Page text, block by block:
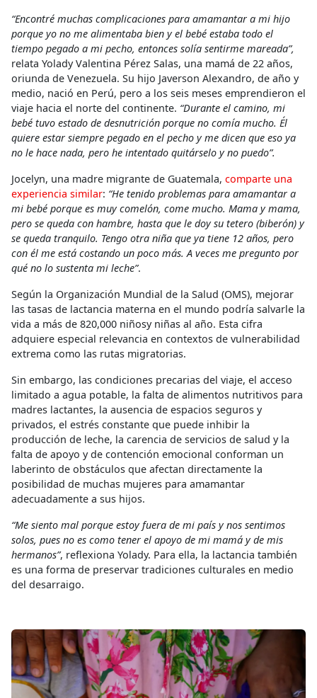
“Encontré muchas complicaciones para amamantar a mi hijo
porque yo no me alimentaba bien y el bebé estaba todo el
tiempo pegado a mi pecho, entonces solía sentirme mareada”,
relata Yolady Valentina Pérez Salas, una mamá de 22 años,
oriunda de Venezuela. Su hijo Javerson Alexandro, de año y
medio, nació en Perú, pero a los seis meses emprendieron el
viaje hacia el norte del continente. “Durante el camino, mi
bebé tuvo estado de desnutrición porque no comía mucho. Él
quiere estar siempre pegado en el pecho y me dicen que eso ya
no le hace nada, pero he intentado quitárselo y no puedo”.
Jocelyn, una madre migrante de Guatemala, comparte una
experiencia similar: “He tenido problemas para amamantar a
mi bebé porque es muy comelón, come mucho. Mama y mama,
pero se queda con hambre, hasta que le doy su tetero (biberón) y
se queda tranquilo. Tengo otra niña que ya tiene 12 años, pero
con él me está costando un poco más. A veces me pregunto por
qué no lo sustenta mi leche”.
Según la Organización Mundial de la Salud (OMS), mejorar
las tasas de lactancia materna en el mundo podría salvarle la
vida a más de 820,000 niñosy niñas al año. Esta cifra
adquiere especial relevancia en contextos de vulnerabilidad
extrema como las rutas migratorias.
Sin embargo, las condiciones precarias del viaje, el acceso
limitado a agua potable, la falta de alimentos nutritivos para
madres lactantes, la ausencia de espacios seguros y
privados, el estrés constante que puede inhibir la
producción de leche, la carencia de servicios de salud y la
falta de apoyo y de contención emocional conforman un
laberinto de obstáculos que afectan directamente la
posibilidad de muchas mujeres para amamantar
adecuadamente a sus hijos.
“Me siento mal porque estoy fuera de mi país y nos sentimos
solos, pues no es como tener el apoyo de mi mamá y de mis
hermanos”, reflexiona Yolady. Para ella, la lactancia también
es una forma de preservar tradiciones culturales en medio
del desarraigo.